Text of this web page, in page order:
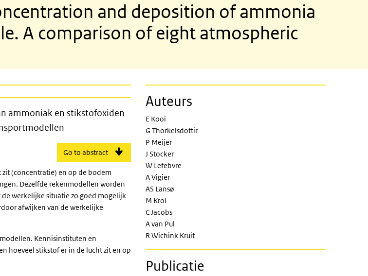
and deposition of ammonia
A comparison of eight atmospheric
en depositie van ammoniak en stikstofoxiden op lokale
ammoniak en stikstofoxiden
Go to abstract
(concentratie) en op de bodem
Dezelfde rekenmodellen worden
werkelijke situatie zo goed mogelijk
afwijken van de werkelijke
Kennisinstituten en
hoeveel stikstof er in de lucht zit en op
Auteurs
E Kooi
G Thorkelsdottir
P Meijer
J Stocker
W Lefebvre
A Vigier
AS Lansø
M Krol
C Jacobs
A van Pul
R Wichink Kruit
Publicatie